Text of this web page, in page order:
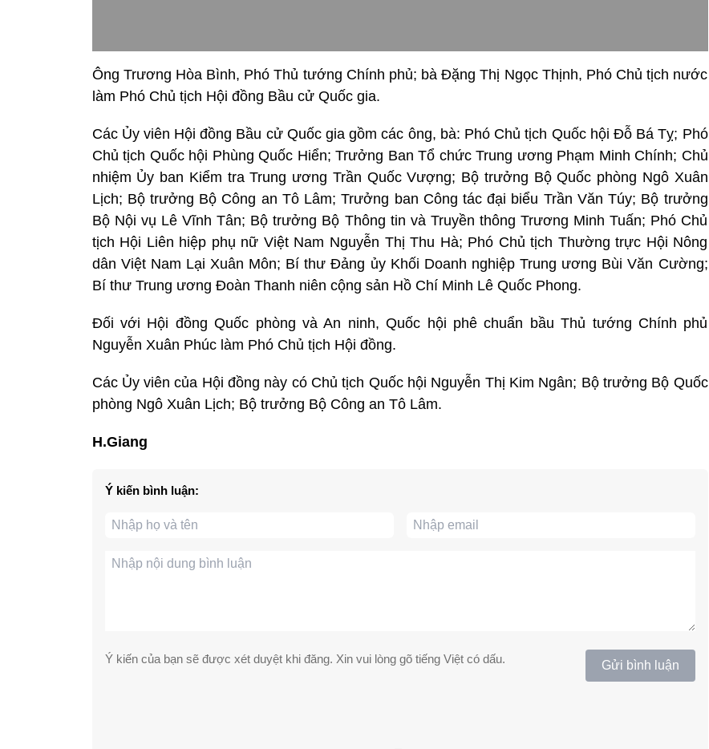
Ông Trương Hòa Bình, Phó Thủ tướng Chính phủ; bà Đặng Thị Ngọc Thịnh, Phó Chủ tịch nước
làm Phó Chủ tịch Hội đồng Bầu cử Quốc gia.
Các Ủy viên Hội đồng Bầu cử Quốc gia gồm các ông, bà: Phó Chủ tịch Quốc hội Đỗ Bá Tỵ; Phó
Chủ tịch Quốc hội Phùng Quốc Hiển; Trưởng Ban Tổ chức Trung ương Phạm Minh Chính; Chủ
nhiệm Ủy ban Kiểm tra Trung ương Trần Quốc Vượng; Bộ trưởng Bộ Quốc phòng Ngô Xuân
Lịch; Bộ trưởng Bộ Công an Tô Lâm; Trưởng ban Công tác đại biểu Trần Văn Túy; Bộ trưởng
Bộ Nội vụ Lê Vĩnh Tân; Bộ trưởng Bộ Thông tin và Truyền thông Trương Minh Tuấn; Phó Chủ
tịch Hội Liên hiệp phụ nữ Việt Nam Nguyễn Thị Thu Hà; Phó Chủ tịch Thường trực Hội Nông
dân Việt Nam Lại Xuân Môn; Bí thư Đảng ủy Khối Doanh nghiệp Trung ương Bùi Văn Cường;
Bí thư Trung ương Đoàn Thanh niên cộng sản Hồ Chí Minh Lê Quốc Phong.
Đối với Hội đồng Quốc phòng và An ninh, Quốc hội phê chuẩn bầu Thủ tướng Chính phủ
Nguyễn Xuân Phúc làm Phó Chủ tịch Hội đồng.
Các Ủy viên của Hội đồng này có Chủ tịch Quốc hội Nguyễn Thị Kim Ngân; Bộ trưởng Bộ Quốc
phòng Ngô Xuân Lịch; Bộ trưởng Bộ Công an Tô Lâm.
H.Giang
Ý kiến bình luận:
Ý kiến của bạn sẽ được xét duyệt khi đăng. Xin vui lòng gõ tiếng Việt có dấu. Gửi bình luận